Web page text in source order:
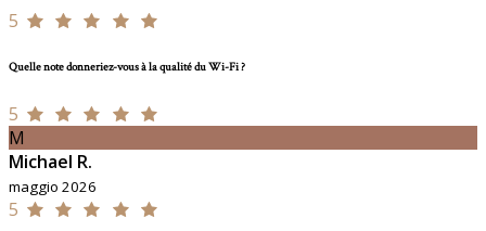
5
Quelle note donneriez-vous à la qualité du Wi-Fi ?
5
M
Michael R.
maggio 2026
5